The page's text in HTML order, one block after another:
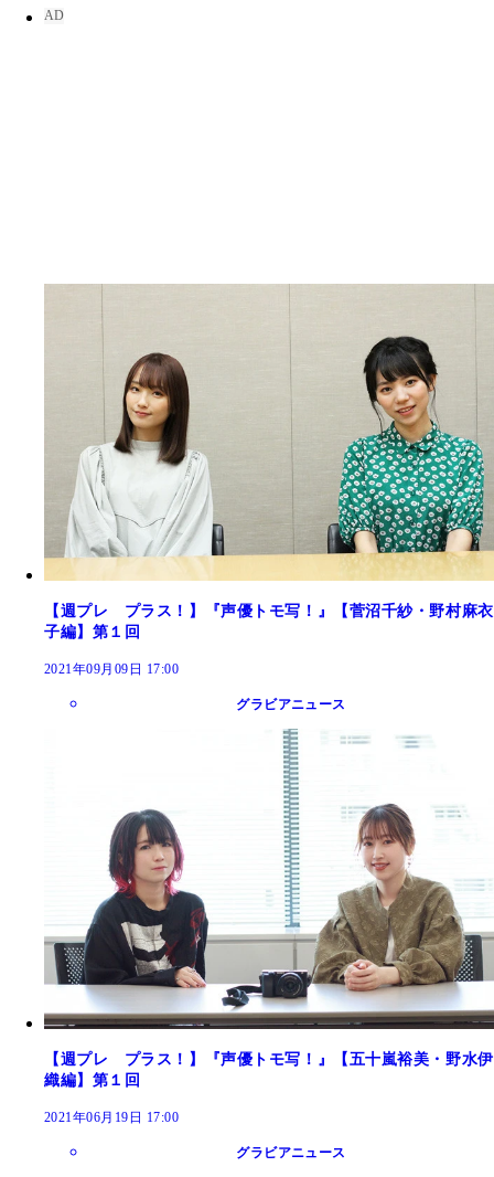
【週プレ プラス！】『声優トモ写！』【菅沼千紗・野村麻衣
子編】第１回
2021年09月09日 17:00
グラビアニュース
【週プレ プラス！】『声優トモ写！』【五十嵐裕美・野水伊
織編】第１回
2021年06月19日 17:00
グラビアニュース